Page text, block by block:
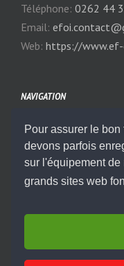
Pour assurer le
devons parfois
sur l'équipement
grands sites web
Téléphone: 0262 44
Email:
Web: https://www.ef-
NAVIGATION
Notre Actualité
Modules